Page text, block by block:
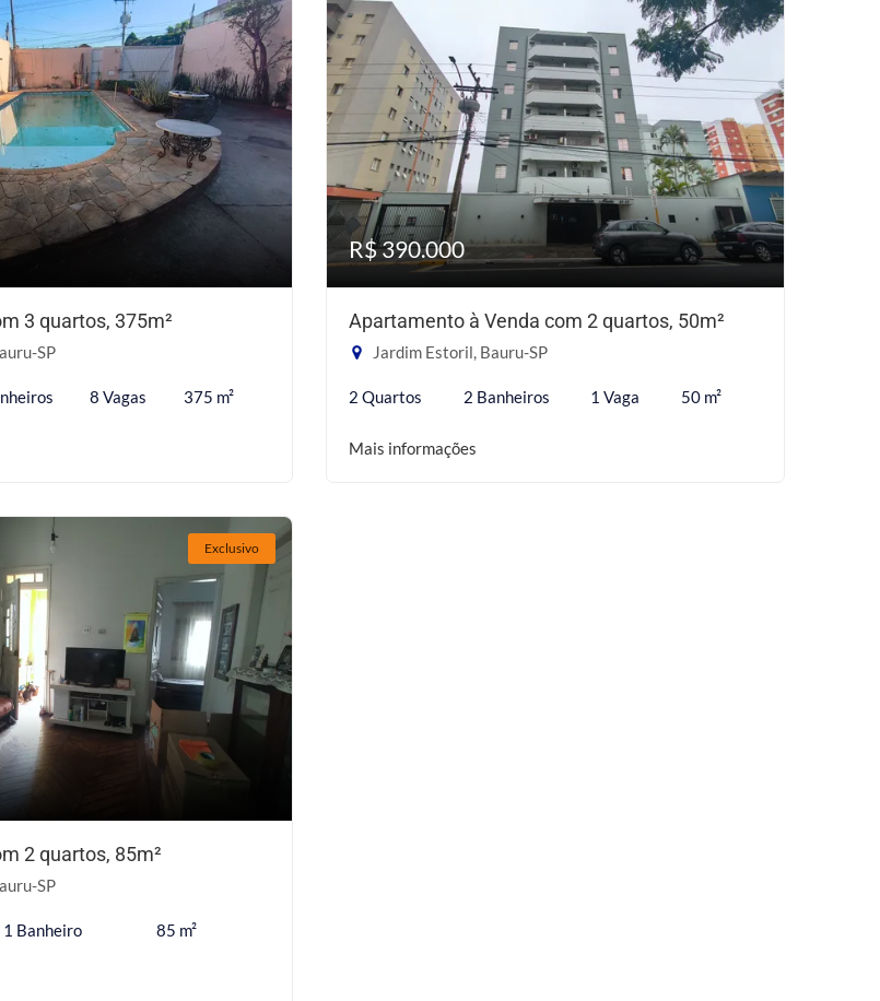
3 quartos, 375m²
SP
8 Vagas 375 m²
R$ 390.000
Apartamento à Venda com 2 quartos, 50m²
Jardim Estoril, Bauru-SP
2 Quartos 2 Banheiros 1 Vaga 50 m²
Mais informações
Exclusivo
2 quartos, 85m²
SP
1 Banheiro 85 m²